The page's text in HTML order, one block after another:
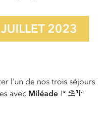
2023
l’un de nos trois séjours
avec Miléade!* ⛱️🌴